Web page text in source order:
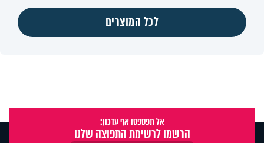
לכל המוצרים
אל תפספסו אף עדכון:
הרשמו לרשימת התפוצה שלנו